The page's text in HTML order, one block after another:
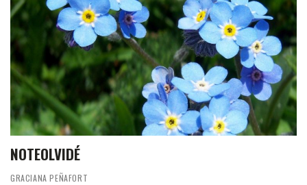
NOTEOLVIDÉ
GRACIANA PEÑAFORT